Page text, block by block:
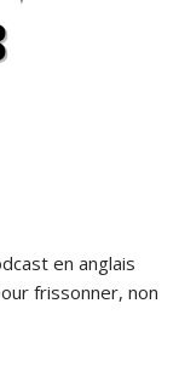
en anglais
frissonner, non